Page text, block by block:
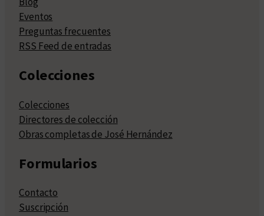
Eventos
Preguntas frecuentes
RSS Feed de entradas
Colecciones
Colecciones
Directores de colección
Obras completas de José Hernández
Formularios
Contacto
Suscripción